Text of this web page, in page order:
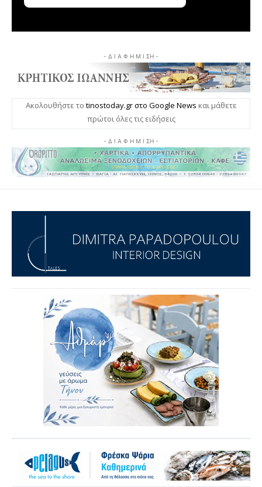
- Δ Ι Α Φ Η Μ Ι ΣΗ -
Ακολουθήστε το tinostoday.gr στο Google News και μάθετε
πρώτοι όλες τις ειδήσεις
- Δ Ι Α Φ Η Μ Ι ΣΗ -